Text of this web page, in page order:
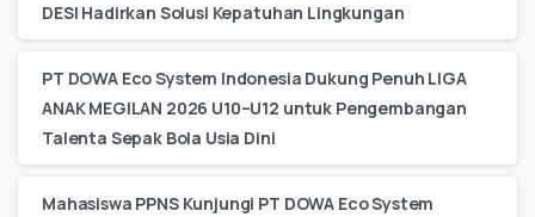
DESI Hadirkan Solusi Kepatuhan Lingkungan
PT DOWA Eco System Indonesia Dukung Penuh LIGA
ANAK MEGILAN 2026 U10–U12 untuk Pengembangan
Talenta Sepak Bola Usia Dini
Mahasiswa PPNS Kunjungi PT DOWA Eco System